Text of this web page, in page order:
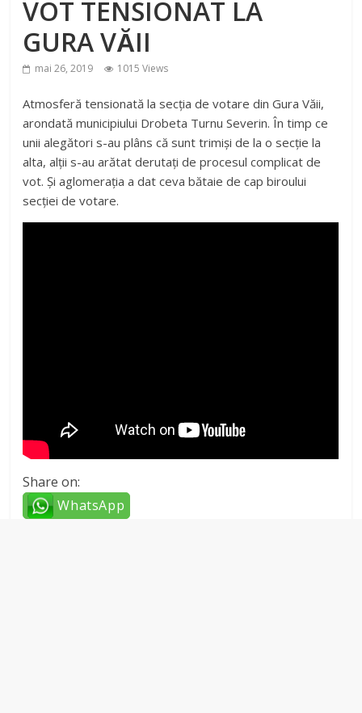
VOT TENSIONAT LA
GURA VĂII
mai 26, 2019 1015 Views
Atmosferă tensionată la secția de votare din Gura Văii,
arondată municipiului Drobeta Turnu Severin. În timp ce
unii alegători s-au plâns că sunt trimiși de la o secție la
alta, alții s-au arătat derutați de procesul complicat de
vot. Și aglomerația a dat ceva bătaie de cap biroului
secției de votare.
Share on:
WhatsApp